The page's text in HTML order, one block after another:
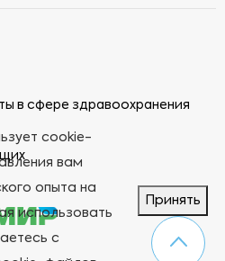
в сфере здравоохранения
cookie-
вам
опыта на
использовать
с
Принять